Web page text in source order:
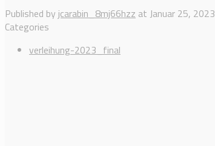
Published by jcarabin_8mj66hzz at Januar 25, 2023
Categories
verleihung-2023_final